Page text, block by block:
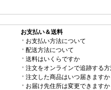
お支払い＆送料
お支払い方法について
配送方法について
送料はいくらですか
注文をオンラインで追跡する
注文した商品はいつ届きますか
お届け先住所は変更できますか